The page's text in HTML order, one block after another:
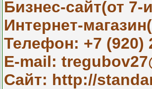
Бизнес-сайт(от 7-
Интернет-
Телефон: +7 (920)
E-mail:
Сайт: http://